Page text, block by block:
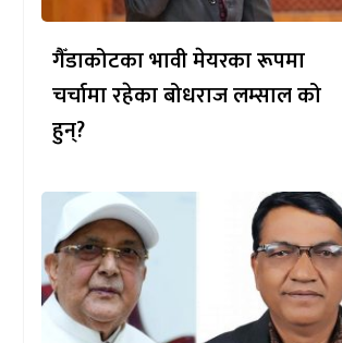
गैँडाकोटका भावी मेयरका रूपमा
चर्चामा रहेका बोधराज लम्साल को
हुन्?